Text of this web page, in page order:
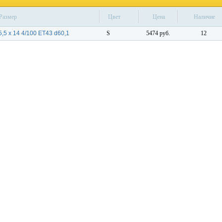
Цвет Цена Наличие
x 14 4/100 ET43 d60,1 S 5474 руб. 12